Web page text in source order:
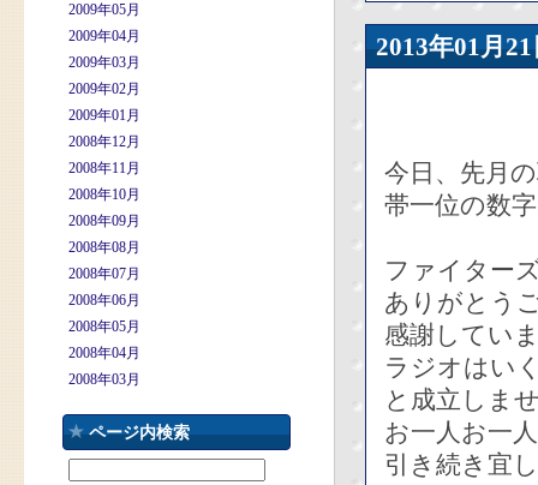
2009年05月
2009年04月
2009年03月
2009年02月
2009年01月
2008年12月
2008年11月
2008年10月
2008年09月
2008年08月
2008年07月
2008年06月
2008年05月
2008年04月
2008年03月
ページ内検索
2013年01
今日、先月
帯一位の数
ファイター
ありがとう
感謝してい
ラジオはい
と成立しま
お一人お一
引き続き宜